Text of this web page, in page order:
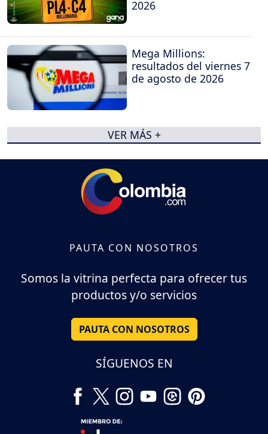
2026
Mega Millions:
resultados del viernes 7
de agosto de 2026
VER MÁS +
PAUTA CON NOSOTROS
Somos la vitrina perfecta para ofrecer tus
productos y/o servicios
PAUTA CON NOSOTROS
SÍGUENOS EN